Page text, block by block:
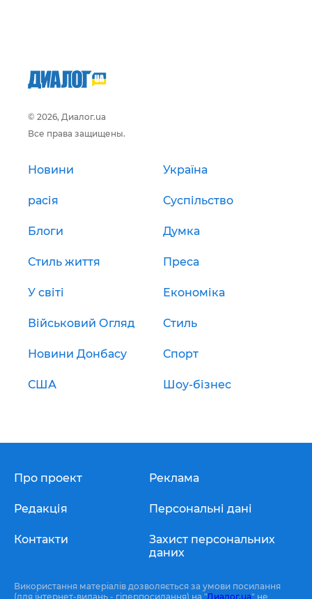
© 2026, Диалог.ua
Все права защищены.
Новини Україна
расія Суспільство
Блоги Думка
Стиль життя Преса
У світі Економіка
Військовий Огляд Стиль
Новини Донбасу Спорт
США Шоу-бізнес
Про проект
Редакція
Контакти
Реклама
Персональні дані
Захист персональних
даних
Використання матеріалів дозволяється за умови посилання
(для інтернет-видань - гіперпосилання) на "Диалог.ua" не